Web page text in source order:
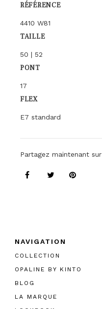
RÉFÉRENCE
4410 W81
TAILLE
50 | 52
PONT
17
FLEX
E7 standard
Partagez maintenant sur
NAVIGATION
COLLECTION
OPALINE BY KINTO
BLOG
LA MARQUE